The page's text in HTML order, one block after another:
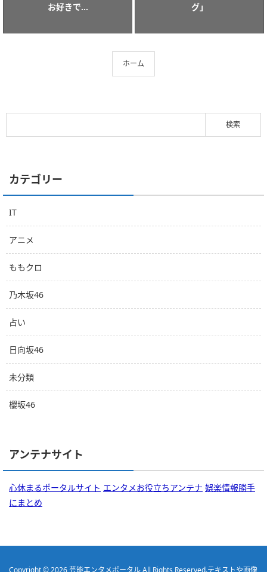
お好きで...
グ」
ホーム
カテゴリー
IT
アニメ
ももクロ
乃木坂46
占い
日向坂46
未分類
櫻坂46
アンテナサイト
心休まるポータルサイト エンタメお役立ちアンテナ 娯楽情報勝手
にまとめ
Copyright © 2026芸能エンタメポータルAll Rights Reserved.テキストや画像